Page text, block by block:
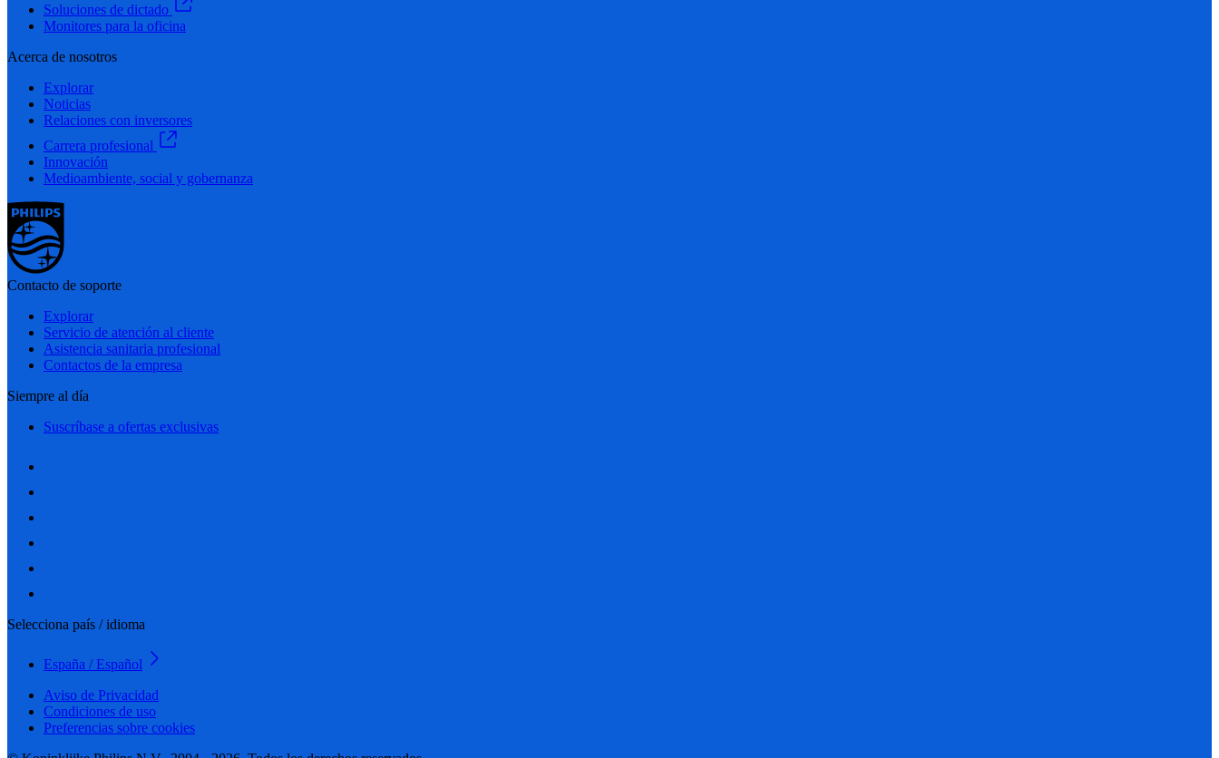
Soluciones de dictado
Monitores para la oficina
Acerca de nosotros
Explorar
Noticias
Relaciones con inversores
Carrera profesional
Innovación
Medioambiente, social y gobernanza
Contacto de soporte
Explorar
Servicio de atención al cliente
Asistencia sanitaria profesional
Contactos de la empresa
Siempre al día
Suscríbase a ofertas exclusivas
Selecciona país / idioma
España / Español
Aviso de Privacidad
Condiciones de uso
Preferencias sobre cookies